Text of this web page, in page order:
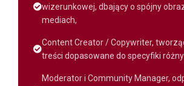
wizerunkowej, dbający o spójny
mediach,
Content Creator / Copywriter,
treści dopasowane do specyfiki
Moderator i Community Manager,